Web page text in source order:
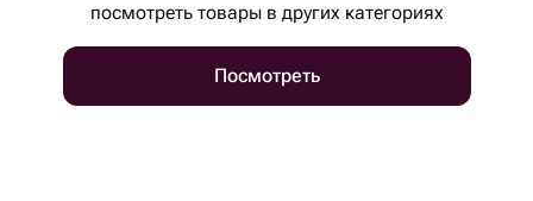
посмотреть товары в других категориях
Посмотреть